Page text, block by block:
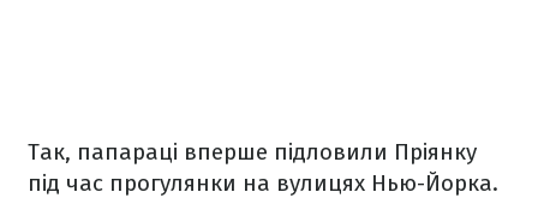
Так, папараці вперше підловили Пріянку
під час прогулянки на вулицях Нью-Йорка.